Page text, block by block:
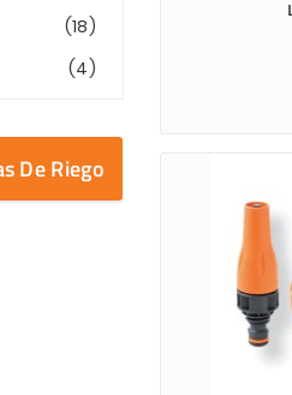
(18)
(4)
De Riego